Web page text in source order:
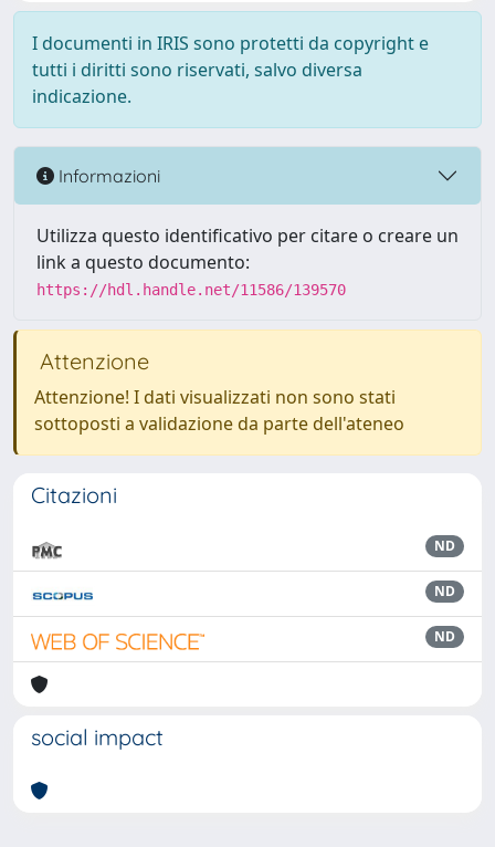
I documenti in IRIS sono protetti da copyright e
tutti i diritti sono riservati, salvo diversa
indicazione.
Informazioni
Utilizza questo identificativo per citare o creare un
link a questo documento:
https://hdl.handle.net/11586/139570
Attenzione
Attenzione! I dati visualizzati non sono stati
sottoposti a validazione da parte dell'ateneo
Citazioni
ND
ND
ND
social impact